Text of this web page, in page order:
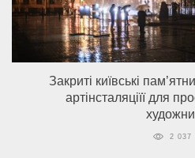
Закриті київські
артінсталяціїї для
2 037